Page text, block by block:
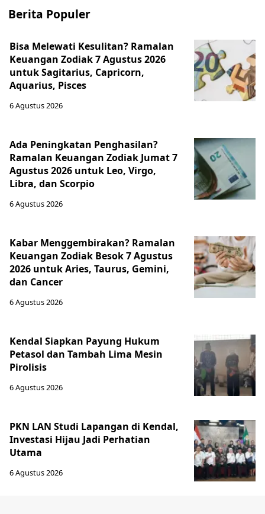
Berita Populer
Bisa Melewati Kesulitan? Ramalan
Keuangan Zodiak 7 Agustus 2026
untuk Sagitarius, Capricorn,
Aquarius, Pisces
6 Agustus 2026
Ada Peningkatan Penghasilan?
Ramalan Keuangan Zodiak Jumat 7
Agustus 2026 untuk Leo, Virgo,
Libra, dan Scorpio
6 Agustus 2026
Kabar Menggembirakan? Ramalan
Keuangan Zodiak Besok 7 Agustus
2026 untuk Aries, Taurus, Gemini,
dan Cancer
6 Agustus 2026
Kendal Siapkan Payung Hukum
Petasol dan Tambah Lima Mesin
Pirolisis
6 Agustus 2026
PKN LAN Studi Lapangan di Kendal,
Investasi Hijau Jadi Perhatian
Utama
6 Agustus 2026